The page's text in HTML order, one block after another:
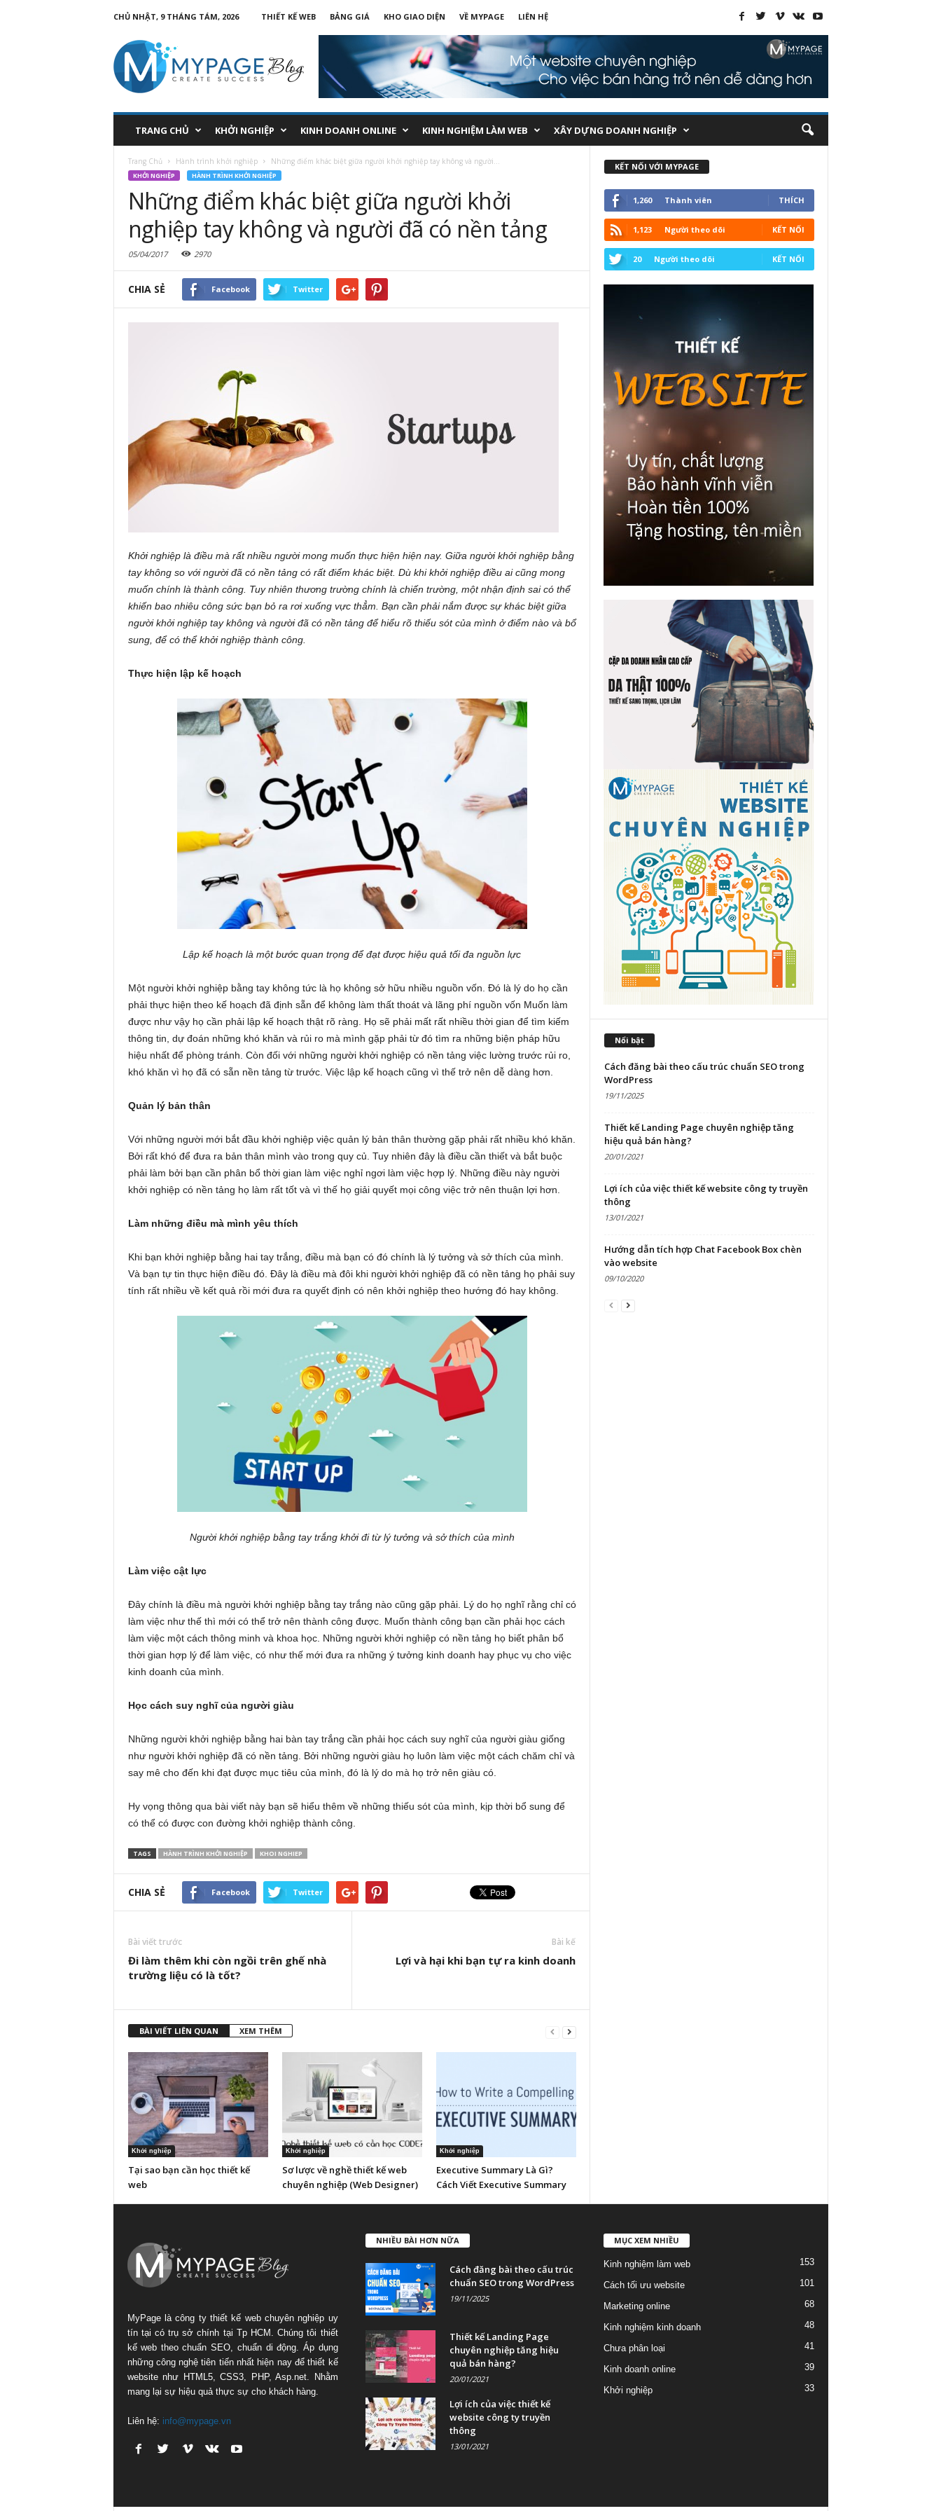
CHỦ NHẬT, 9 THÁNG TÁM, 2026 THIẾT KẾ WEB BẢNG GIÁ KHO GIAO DIỆN VỀ MYPAGE LIÊN HỆ
TRANG CHỦ KHỞI NGHIỆP KINH DOANH ONLINE KINH NGHIỆM LÀM WEB XÂY DỰNG DOANH NGHIỆP
Trang Chủ Hành trình khởi nghiệp Những điểm khác biệt giữa người khởi nghiệp tay không và người...
KHỞI NGHIỆP HÀNH TRÌNH KHỞI NGHIỆP
Những điểm khác biệt giữa người khởi
nghiệp tay không và người đã có nền tảng
05/04/2017 2970
CHIA SẺ Facebook Twitter
Khởi nghiệp là điều mà rất nhiều người mong muốn thực hiện hiện nay. Giữa người khởi nghiệp bằng
tay không so với người đã có nền tảng có rất điểm khác biệt. Dù khi khởi nghiệp điều ai cũng mong
muốn chính là thành công. Tuy nhiên thương trường chính là chiến trường, một nhận định sai có thể
khiến bao nhiêu công sức bạn bỏ ra rơi xuống vực thẳm. Bạn cần phải nắm được sự khác biệt giữa
người khởi nghiệp tay không và người đã có nền tảng để hiểu rõ thiếu sót của mình ở điểm nào và bổ
sung, để có thể khởi nghiệp thành công.
Thực hiện lập kế hoạch
Lập kế hoạch là một bước quan trọng để đạt được hiệu quả tối đa nguồn lực
Một người khởi nghiệp bằng tay không tức là họ không sở hữu nhiều nguồn vốn. Đó là lý do họ cần
phải thực hiện theo kế hoạch đã định sẵn để không làm thất thoát và lãng phí nguồn vốn Muốn làm
được như vậy họ cần phải lập kế hoạch thật rõ ràng. Họ sẽ phải mất rất nhiều thời gian để tìm kiếm
thông tin, dự đoán những khó khăn và rủi ro mà mình gặp phải từ đó tìm ra những biện pháp hữu
hiệu nhất để phòng tránh. Còn đối với những người khởi nghiệp có nền tảng việc lường trước rủi ro,
khó khăn vì họ đã có sẵn nền tảng từ trước. Việc lập kế hoạch cũng vì thế trở nên dễ dàng hơn.
Quản lý bản thân
Với những người mới bắt đầu khởi nghiệp việc quản lý bản thân thường gặp phải rất nhiều khó khăn.
Bởi rất khó để đưa ra bản thân mình vào trong quy củ. Tuy nhiên đây là điều cần thiết và bắt buộc
phải làm bởi bạn cần phân bổ thời gian làm việc nghỉ ngơi làm việc hợp lý. Những điều này người
khởi nghiệp có nền tảng họ làm rất tốt và vì thế họ giải quyết mọi công việc trở nên thuận lợi hơn.
Làm những điều mà mình yêu thích
Khi bạn khởi nghiệp bằng hai tay trắng, điều mà bạn có đó chính là lý tưởng và sở thích của mình.
Và bạn tự tin thực hiện điều đó. Đây là điều mà đôi khi người khởi nghiệp đã có nền tảng họ phải suy
tính rất nhiều về kết quả rồi mới đưa ra quyết định có nên khởi nghiệp theo hướng đó hay không.
Người khởi nghiệp bằng tay trắng khởi đi từ lý tưởng và sở thích của mình
Làm việc cật lực
Đây chính là điều mà người khởi nghiệp bằng tay trắng nào cũng gặp phải. Lý do họ nghĩ rằng chỉ có
làm việc như thế thì mới có thể trở nên thành công được. Muốn thành công bạn cần phải học cách
làm việc một cách thông minh và khoa học. Những người khởi nghiệp có nền tảng họ biết phân bổ
thời gian hợp lý để làm việc, có như thế mới đưa ra những ý tưởng kinh doanh hay phục vụ cho việc
kinh doanh của mình.
Học cách suy nghĩ của người giàu
Những người khởi nghiệp bằng hai bàn tay trắng cần phải học cách suy nghĩ của người giàu giống
như người khởi nghiệp đã có nền tảng. Bởi những người giàu họ luôn làm việc một cách chăm chỉ và
say mê cho đến khi đạt được mục tiêu của mình, đó là lý do mà họ trở nên giàu có.
Hy vọng thông qua bài viết này bạn sẽ hiểu thêm về những thiếu sót của mình, kịp thời bổ sung để
có thể có được con đường khởi nghiệp thành công.
TAGS HÀNH TRÌNH KHỞI NGHIỆP KHOI NGHIEP
CHIA SẺ Facebook Twitter
Bài viết trước
Đi làm thêm khi còn ngồi trên ghế nhà
trường liệu có là tốt?
Bài kế
Lợi và hại khi bạn tự ra kinh doanh
BÀI VIẾT LIÊN QUAN XEM THÊM
Khởi nghiệp
Tại sao bạn cần học thiết kế
web
Khởi nghiệp
Sơ lược về nghề thiết kế web
chuyên nghiệp (Web Designer)
Khởi nghiệp
Executive Summary Là Gì?
Cách Viết Executive Summary
KẾT NỐI VỚI MYPAGE
1,260 Thành viên THÍCH
1,123 Người theo dõi KẾT NỐI
20 Người theo dõi KẾT NỐI
Nổi bật
Cách đăng bài theo cấu trúc chuẩn SEO trong
WordPress
19/11/2025
Thiết kế Landing Page chuyên nghiệp tăng
hiệu quả bán hàng?
20/01/2021
Lợi ích của việc thiết kế website công ty truyền
thông
13/01/2021
Hướng dẫn tích hợp Chat Facebook Box chèn
vào website
09/10/2020
MyPage là công ty thiết kế web chuyên nghiệp uy
tín tại có trụ sở chính tại Tp HCM. Chúng tôi thiết
kế web theo chuẩn SEO, chuẩn di động. Áp dụng
những công nghệ tiên tiến nhất hiện nay để thiết kế
website như HTML5, CSS3, PHP, Asp.net. Nhằm
mang lại sự hiệu quả thực sự cho khách hàng.
Liên hệ: info@mypage.vn
NHIỀU BÀI HƠN NỮA
Cách đăng bài theo cấu trúc
chuẩn SEO trong WordPress
19/11/2025
Thiết kế Landing Page
chuyên nghiệp tăng hiệu
quả bán hàng?
20/01/2021
Lợi ích của việc thiết kế
website công ty truyền
thông
13/01/2021
MỤC XEM NHIỀU
Kinh nghiệm làm web 153
Cách tối ưu website 101
Marketing online 68
Kinh nghiệm kinh doanh 48
Chưa phân loại 41
Kinh doanh online 39
Khởi nghiệp 33